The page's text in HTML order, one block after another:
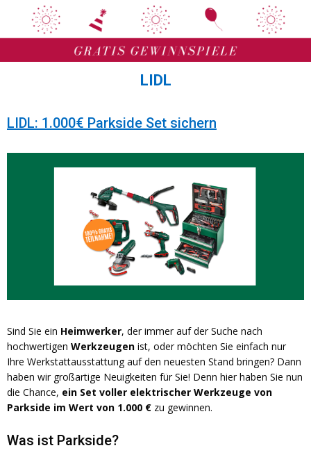
springen
springen
LIDL
LIDL: 1.000€ Parkside Set sichern
Sind Sie ein Heimwerker, der immer auf der Suche nach
hochwertigen Werkzeugen ist, oder möchten Sie einfach nur
Ihre Werkstattausstattung auf den neuesten Stand bringen? Dann
haben wir großartige Neuigkeiten für Sie! Denn hier haben Sie nun
die Chance, ein Set voller elektrischer Werkzeuge von
Parkside im Wert von 1.000 € zu gewinnen.
Was ist Parkside?